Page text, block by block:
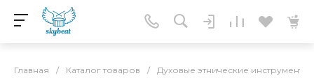
Главная / Каталог товаров / Духовые этнические инструменты